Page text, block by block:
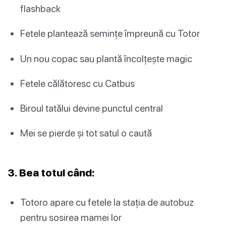
flashback
Fetele plantează semințe împreună cu Totor
Un nou copac sau plantă încolțește magic
Fetele călătoresc cu Catbus
Biroul tatălui devine punctul central
Mei se pierde și tot satul o caută
3. Bea totul când:
Totoro apare cu fetele la stația de autobuz
pentru sosirea mamei lor